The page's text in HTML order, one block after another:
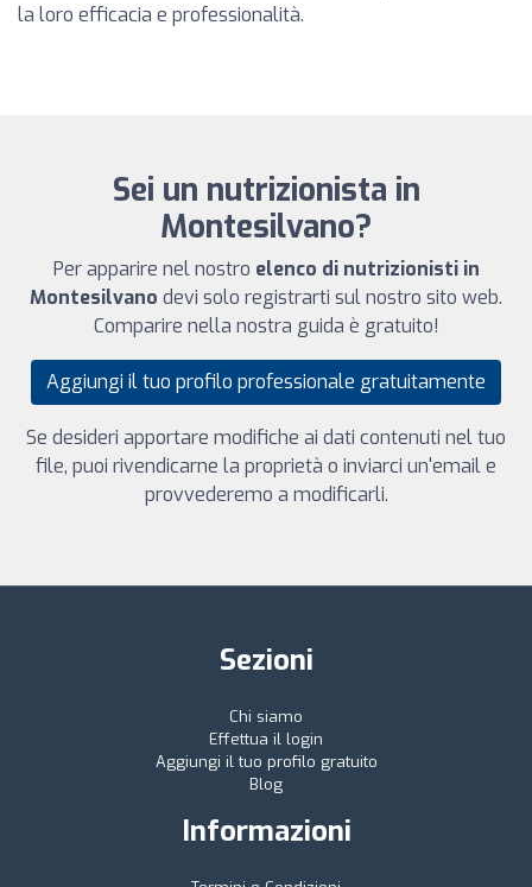
la loro efficacia e professionalità.
Sei un nutrizionista in
Montesilvano?
Per apparire nel nostro elenco di nutrizionisti in
Montesilvano devi solo registrarti sul nostro sito web.
Comparire nella nostra guida è gratuito!
Aggiungi il tuo profilo professionale gratuitamente
Se desideri apportare modifiche ai dati contenuti nel tuo
file, puoi rivendicarne la proprietà o inviarci un'email e
provvederemo a modificarli.
Sezioni
Chi siamo
Effettua il login
Aggiungi il tuo profilo gratuito
Blog
Informazioni